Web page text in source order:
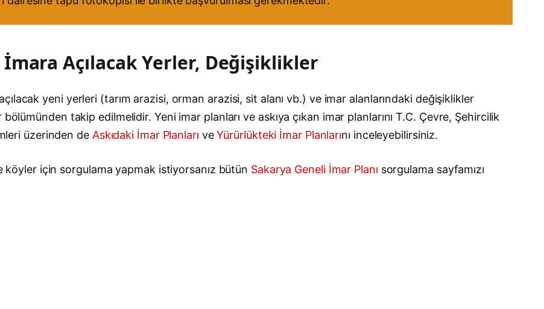
Açılacak Yerler, Değişiklikler
yeni yerleri (tarım arazisi, orman arazisi, sit alanı vb.) ve imar alanlarındaki değişiklikler
takip edilmelidir. Yeni imar planları ve askıya çıkan imar planlarını T.C. Çevre, Şehircilik
üzerinden de Askıdaki İmar Planları veYürürlükteki İmar Planlarını inceleyebilirsiniz.
köyler için sorgulama yapmak istiyorsanız bütün Sakarya Geneli İmar Planı sorgulama sayfamızı